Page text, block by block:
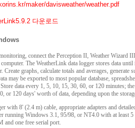
maker/davisweather/weather.pdf
다운로드
connect the Perception II, Weather Wizard
The WeatherLink data logger stores data until
graphs, calculate totals and averages, generate
may be exported to most popular database,
data every 1, 5, 10, 15, 30, 60, or 120 minutes;
or 120 days' worth of data, depending upon the
with 8' (2.4 m) cable, appropriate adapters and
running Windows 3.1, 95/98, or NT4.0 with at least
and one free serial port.